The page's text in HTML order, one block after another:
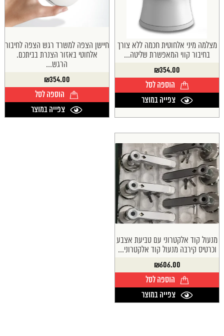
מצלמה מיני אלחוטית חכמה ללא צורך
בחיבור קווי המאפשרת שליטה...
₪354.00
הוספה לסל
צפייה במוצר
חיישן הצפה למשרד רגש הצפה לחיבור
אלחוטי באזור הצנרת בביתכם.
הרגש...
₪354.00
הוספה לסל
צפייה במוצר
מנעול קוד אלקטרוני עם טביעת אצבע
וכרטיס קירבה מנעול קוד אלקטרוני...
₪606.00
הוספה לסל
צפייה במוצר